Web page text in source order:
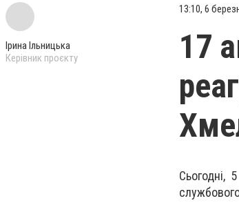
Ірина Ільницька
Керівник проєкту
13:10, 6
17
Сьогодні,